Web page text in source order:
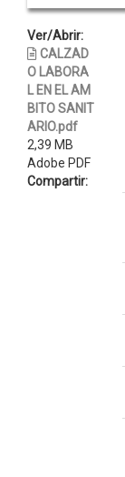
Ver/Abrir:
CALZAD
O LABORA
L EN EL AM
BITO SANIT
ARIO.pdf
2,39 MB
Adobe PDF
Compartir: